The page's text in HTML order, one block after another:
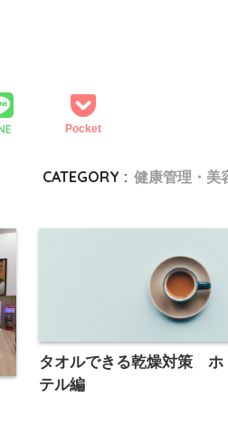
Pocket
CATEGORY : 健康管理・美
タオルできる乾燥対策 ホ
テル編